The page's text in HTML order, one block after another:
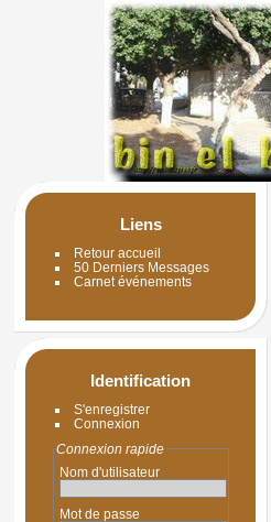
Liens
Retour accueil
50 Derniers Messages
Carnet événements
Identification
S'enregistrer
Connexion
Connexion rapide
Nom d'utilisateur
Mot de passe